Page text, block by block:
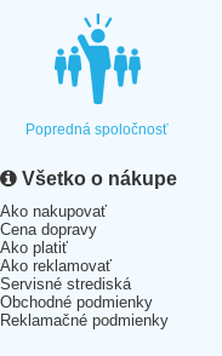
Popredná spoločnosť
Všetko o nákupe
Ako nakupovať
Cena dopravy
Ako platiť
Ako reklamovať
Servisné strediská
Obchodné podmienky
Reklamačné podmienky